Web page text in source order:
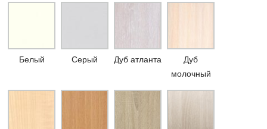
Белый Серый Дуб атланта
Дуб
молочный